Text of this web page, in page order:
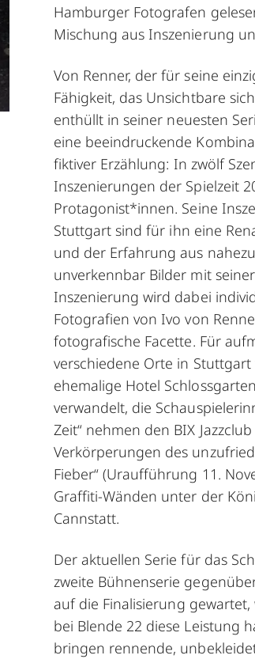
Hamburger Fotografen
Mischung aus Inszenierung
Von Renner, der für seine
Fähigkeit, das Unsichtbare
enthüllt in seiner neuesten
eine beeindruckende
fiktiver Erzählung: In zwölf
Inszenierungen der Spielzeit
Protagonist*innen. Seine
Stuttgart sind für ihn eine
und der Erfahrung aus
unverkennbar Bilder mit
Inszenierung wird dabei
Fotografien von Ivo von
fotografische Facette. Für
verschiedene Orte in
ehemalige Hotel
verwandelt, die
Zeit“ nehmen den BIX
Verkörperungen des
Fieber“ (Uraufführung 11.
Graffiti-Wänden unter der
Cannstatt.
Der aktuellen Serie für das
zweite Bühnenserie
auf die Finalisierung
bei Blende 22 diese Leistung
bringen rennende,